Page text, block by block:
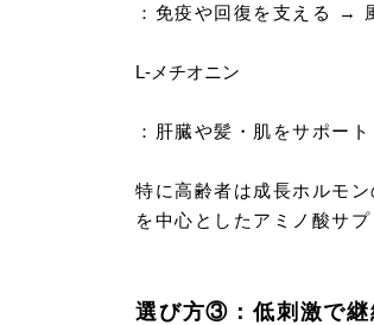
：免疫や回復を支える →
L-メチオニン
：肝臓や髪・肌をサポート
特に高齢者は成長ホルモ
を中心としたアミノ酸サプ
選び方③：低刺激で継